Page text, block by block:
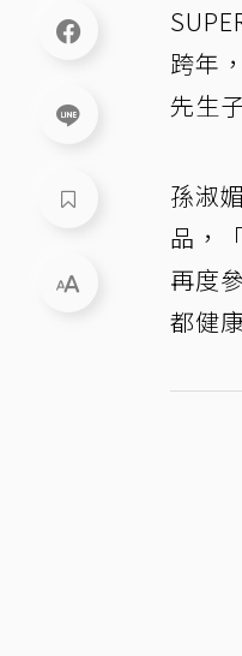
跨年
先生
孫淑
品，
再度
都健